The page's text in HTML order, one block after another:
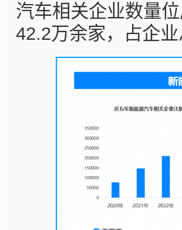
汽车相关企业数量
42.2万余家，占企